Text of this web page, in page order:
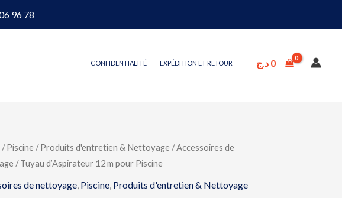
96 78
CONFIDENTIALITÉ EXPÉDITION ET RETOUR 0 د.ج
/Piscine /Produits d'entretien & Nettoyage /Accessoires de
/ Tuyau d’Aspirateur 12 m pour Piscine
de nettoyage Piscine Produits d'entretien & Nettoyage